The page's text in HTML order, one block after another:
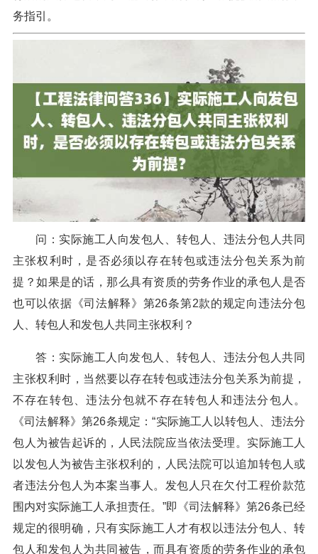
务指引。
问：实际施工人向发包人、转包人、违法分包人共同
主张权利时，是否必须以存在转包或违法分包关系为前
提？如果是的话，那么具有资质的劳务作业的承包人是否
也可以依据《司法解释》第26条第2款的规定向违法分包
人、转包人和发包人共同主张权利？
答：实际施工人向发包人、转包人、违法分包人共同
主张权利时，当然要以存在转包或违法分包关系为前提，
不存在转包、违法分包就不存在转包人和违法分包人。
《司法解释》第26条规定：“实际施工人以转包人、违法分
包人为被告起诉的，人民法院应当依法受理。实际施工人
以发包人为被告主张权利的，人民法院可以追加转包人或
者违法分包人为本案当事人。发包人只在欠付工程价款范
围内对实际施工人承担责任。”即《司法解释》第26条已经
规定的很明确，只有实际施工人才有权以违法分包人、转
包人和发包人为共同被告，而具有资质的劳务作业的承包